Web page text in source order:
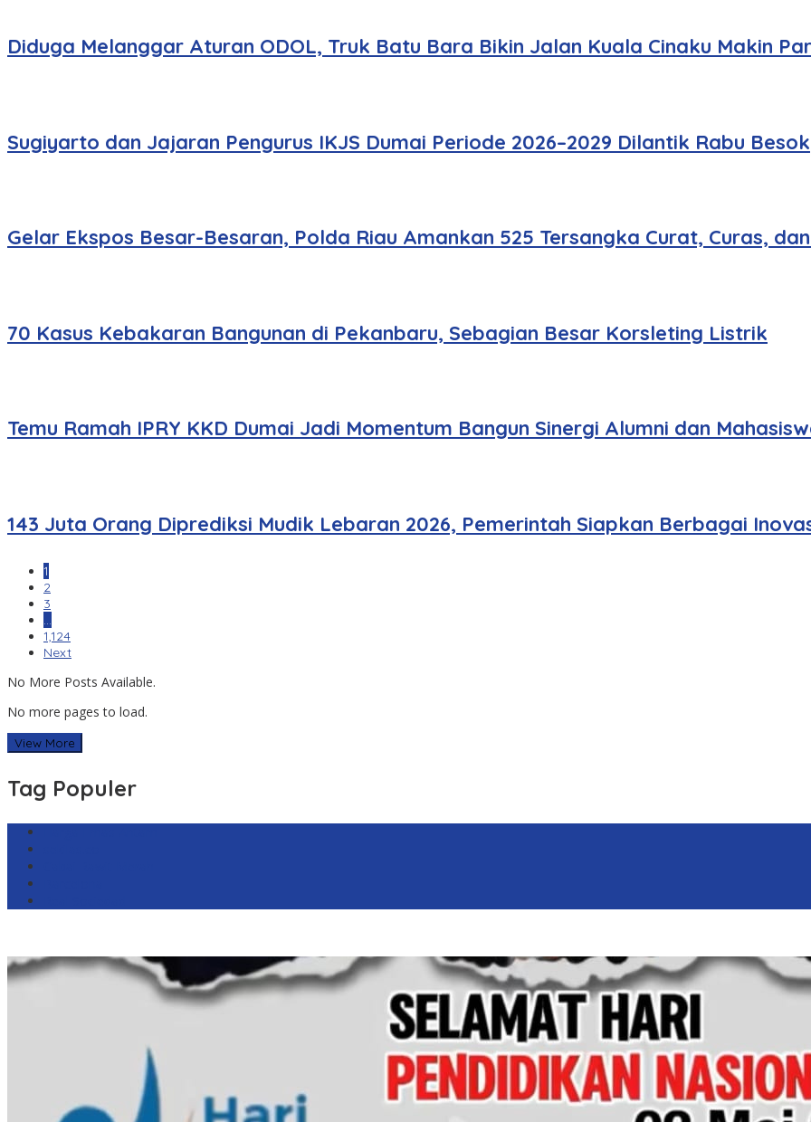
Diduga Melanggar Aturan ODOL, Truk Batu Bara Bikin Jalan Kuala Cinaku Makin
Sugiyarto dan Jajaran Pengurus IKJS Dumai Periode 2026–2029 Dilantik Rabu Besok
Gelar Ekspos Besar-Besaran, Polda Riau Amankan 525 Tersangka Curat, Curas,
70 Kasus Kebakaran Bangunan di Pekanbaru, Sebagian Besar Korsleting Listrik
Temu Ramah IPRY KKD Dumai Jadi Momentum Bangun Sinergi Alumni dan
143 Juta Orang Diprediksi Mudik Lebaran 2026, Pemerintah Siapkan Berbagai
1
2
3
…
1,124
Next
No More Posts Available.
No more pages to load.
View More
Tag Populer